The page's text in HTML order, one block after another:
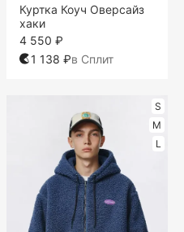
Куртка Коуч Оверсайз
хаки
4 550 ₽
1 138 ₽в Сплит
S
M
L